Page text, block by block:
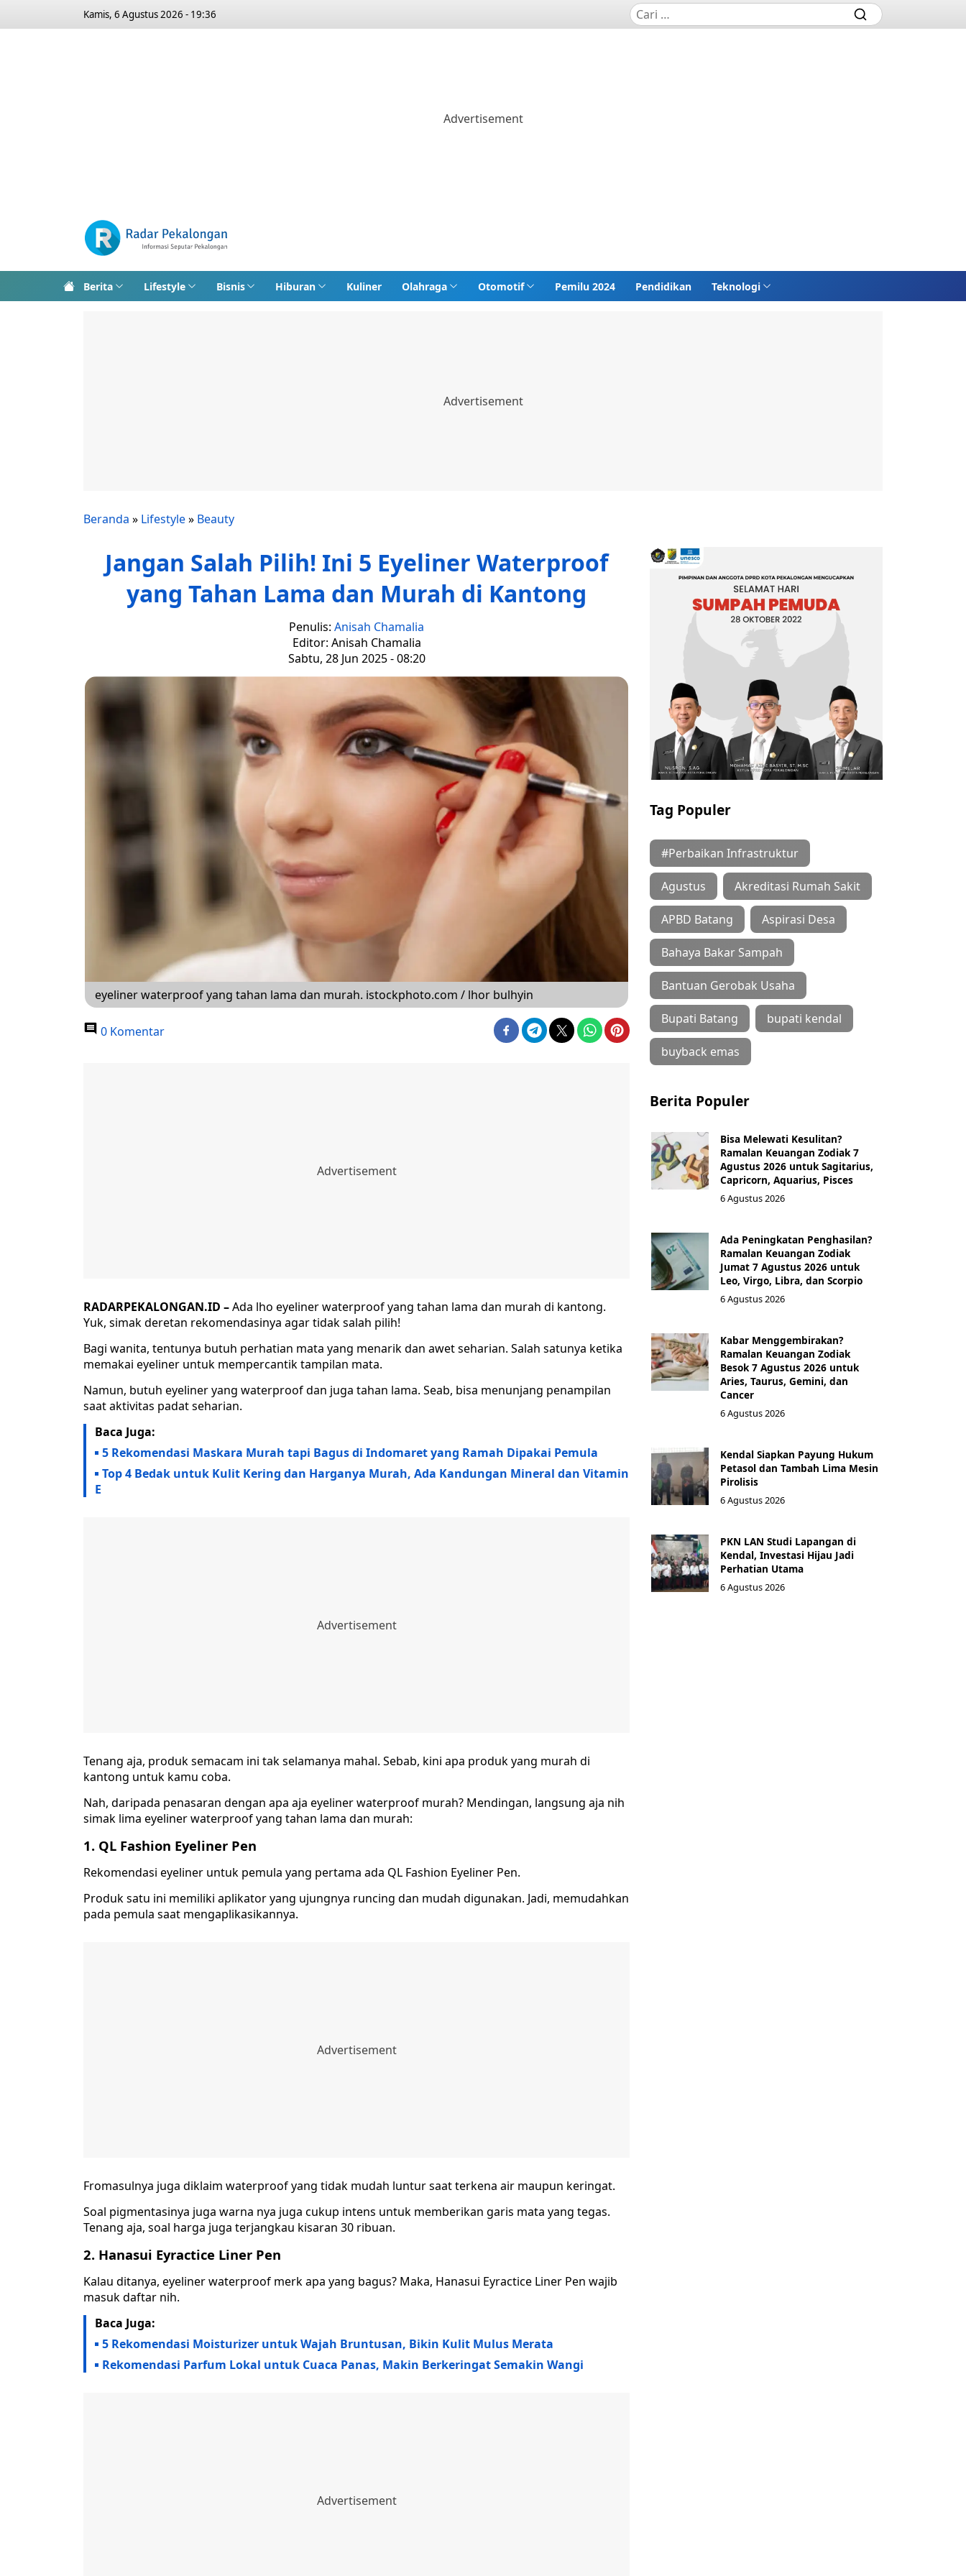
Kamis, 6 Agustus 2026 - 19:36
Berita Lifestyle Bisnis Hiburan Kuliner Olahraga Otomotif Pemilu 2024 Pendidikan Teknologi
Beranda » Lifestyle» Beauty
Jangan Salah Pilih! Ini 5 Eyeliner Waterproof
yang Tahan Lama dan Murah di Kantong
Penulis: Anisah Chamalia
Editor: Anisah Chamalia
Sabtu, 28 Jun 2025 - 08:20
eyeliner waterproof yang tahan lama dan murah. istockphoto.com / lhor bulhyin
0 Komentar
RADARPEKALONGAN.ID –Ada lho eyeliner waterproof yang tahan lama dan murah di kantong.
Yuk, simak deretan rekomendasinya agar tidak salah pilih!
Bagi wanita, tentunya butuh perhatian mata yang menarik dan awet seharian. Salah satunya ketika
memakai eyeliner untuk mempercantik tampilan mata.
Namun, butuh eyeliner yang waterproof dan juga tahan lama. Seab, bisa menunjang penampilan
saat aktivitas padat seharian.
Baca Juga:
5 Rekomendasi Maskara Murah tapi Bagus di Indomaret yang Ramah Dipakai Pemula
Top 4 Bedak untuk Kulit Kering dan Harganya Murah, Ada Kandungan Mineral dan Vitamin
E
Tenang aja, produk semacam ini tak selamanya mahal. Sebab, kini apa produk yang murah di
kantong untuk kamu coba.
Nah, daripada penasaran dengan apa aja eyeliner waterproof murah? Mendingan, langsung aja nih
simak lima eyeliner waterproof yang tahan lama dan murah:
1. QL Fashion Eyeliner Pen
Rekomendasi eyeliner untuk pemula yang pertama ada QL Fashion Eyeliner Pen.
Produk satu ini memiliki aplikator yang ujungnya runcing dan mudah digunakan. Jadi, memudahkan
pada pemula saat mengaplikasikannya.
Fromasulnya juga diklaim waterproof yang tidak mudah luntur saat terkena air maupun keringat.
Soal pigmentasinya juga warna nya juga cukup intens untuk memberikan garis mata yang tegas.
Tenang aja, soal harga juga terjangkau kisaran 30 ribuan.
2. Hanasui Eyractice Liner Pen
Kalau ditanya, eyeliner waterproof merk apa yang bagus? Maka, Hanasui Eyractice Liner Pen wajib
masuk daftar nih.
Baca Juga:
5 Rekomendasi Moisturizer untuk Wajah Bruntusan, Bikin Kulit Mulus Merata
Rekomendasi Parfum Lokal untuk Cuaca Panas, Makin Berkeringat Semakin Wangi
Tag Populer
#Perbaikan Infrastruktur
Agustus Akreditasi Rumah Sakit
APBD Batang Aspirasi Desa
Bahaya Bakar Sampah
Bantuan Gerobak Usaha
Bupati Batang bupati kendal
buyback emas
Berita Populer
Bisa Melewati Kesulitan?
Ramalan Keuangan Zodiak 7
Agustus 2026 untuk Sagitarius,
Capricorn, Aquarius, Pisces
6 Agustus 2026
Ada Peningkatan Penghasilan?
Ramalan Keuangan Zodiak
Jumat 7 Agustus 2026 untuk
Leo, Virgo, Libra, dan Scorpio
6 Agustus 2026
Kabar Menggembirakan?
Ramalan Keuangan Zodiak
Besok 7 Agustus 2026 untuk
Aries, Taurus, Gemini, dan
Cancer
6 Agustus 2026
Kendal Siapkan Payung Hukum
Petasol dan Tambah Lima Mesin
Pirolisis
6 Agustus 2026
PKN LAN Studi Lapangan di
Kendal, Investasi Hijau Jadi
Perhatian Utama
6 Agustus 2026